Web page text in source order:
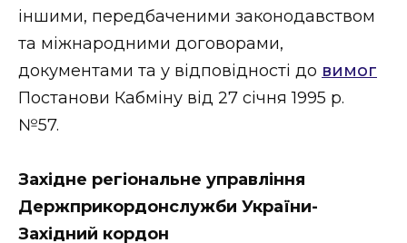
іншими, передбаченими законодавством
та міжнародними договорами,
документами та у відповідності до вимог
Постанови Кабміну від 27 січня 1995 р.
№57.
Західне регіональне управління
Держприкордонслужби України-
Західний кордон